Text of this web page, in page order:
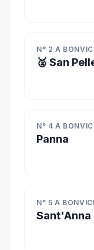
N° 2 A
🥈 San
N° 4 A
Panna
N° 5 A
Sant'Anna